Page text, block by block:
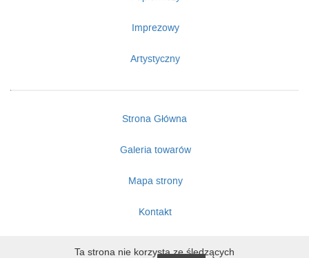
Imprezowy
Artystyczny
Strona Główna
Galeria towarów
Mapa strony
Kontakt
Ta strona nie korzysta ze śledzących